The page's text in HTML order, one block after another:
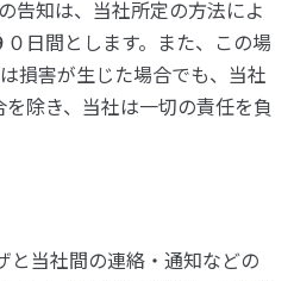
告知は、当社所定の方法によ
日間とします。また、この場
損害が生じた場合でも、当社
除き、当社は一切の責任を負
と当社間の連絡・通知などの